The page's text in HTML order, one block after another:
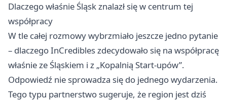
Dlaczego właśnie Śląsk znalazł się w centrum tej
współpracy
W tle całej rozmowy wybrzmiało jeszcze jedno pytanie
– dlaczego InCredibles zdecydowało się na współpracę
właśnie ze Śląskiem i z „Kopalnią Start-upów”.
Odpowiedź nie sprowadza się do jednego wydarzenia.
Tego typu partnerstwo sugeruje, że region jest dziś